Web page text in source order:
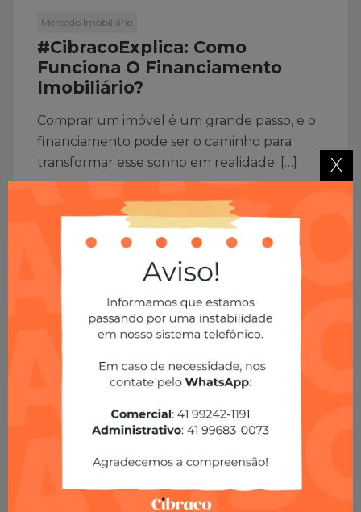
Mercado Imobiliário
#CibracoExplica: Como
Funciona O Financiamento
Imobiliário?
Comprar um imóvel é um grande passo, e o
financiamento pode ser o caminho para
transformar esse sonho em realidade. […]
LEIA MAIS
X